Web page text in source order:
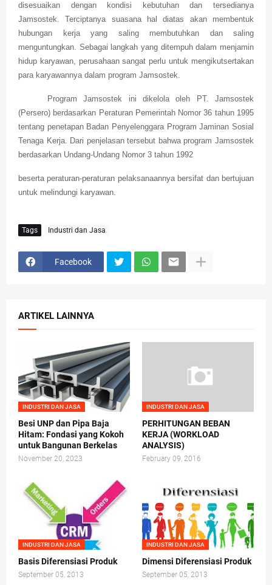
disesuaikan dengan kondisi kebutuhan dan tersedianya
Jamsostek. Terciptanya suasana hal diatas akan membentuk
hubungan kerja yang saling membutuhkan dan saling
menguntungkan. Sebagai langkah yang ditempuh dalam menjamin
hidup karyawan, perusahaan sangat perlu untuk mengikutsertakan
para karyawannya dalam program Jamsostek.
Program Jamsostek ini dikelola oleh PT. Jamsostek
(Persero) berdasarkan Peraturan Pemerintah Nomor 36 tahun 1995
tentang penetapan Badan Penyelenggara Program Jaminan Sosial
Tenaga Kerja. Dari penjelasan tersebut bahwa program Jamsostek
berdasarkan Undang-Undang Nomor 3 tahun 1992
beserta peraturan-peraturan pelaksanaannya bersifat dan bertujuan
untuk melindungi karyawan.
Tags Industri dan Jasa
Facebook
ARTIKEL LAINNYA
INDUSTRI DAN JASA
Besi UNP dan Pipa Baja
Hitam: Fondasi yang Kokoh
untuk Bangunan Berkelas
November 20, 2023
INDUSTRI DAN JASA
PERHITUNGAN BEBAN
KERJA (WORKLOAD
ANALYSIS)
February 09, 2016
INDUSTRI DAN JASA
Basis Diferensiasi Produk
September 05, 2013
INDUSTRI DAN JASA
Dimensi Diferensiasi Produk
September 05, 2013